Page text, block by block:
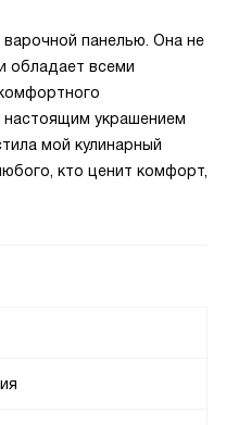
панелью. Она не
обладает всеми
настоящим украшением
мой кулинарный
кто ценит комфорт,